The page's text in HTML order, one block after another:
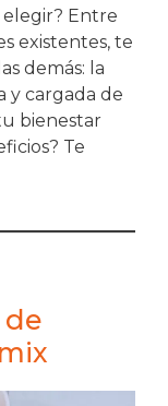
Entre
existentes, te
demás: la
y cargada de
bienestar
Te
de